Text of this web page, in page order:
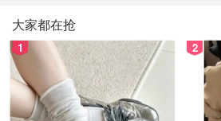
大家都在抢
1 2